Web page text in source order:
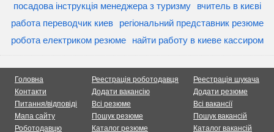
посадова інструкція менеджера з туризму
вчитель в києві
работа переводчик киев
регіональний представник резюме
робота електриком резюме
найти работу в киеве кассиром
Головна
Контакти
Питання/відповіді
Мапа сайту
Роботодавцю
Реестрація роботодавця
Додати вакансію
Всі резюме
Пошук резюме
Каталог резюме
Реестрація шукача
Додати резюме
Всі вакансії
Пошук вакансій
Каталог вакансій